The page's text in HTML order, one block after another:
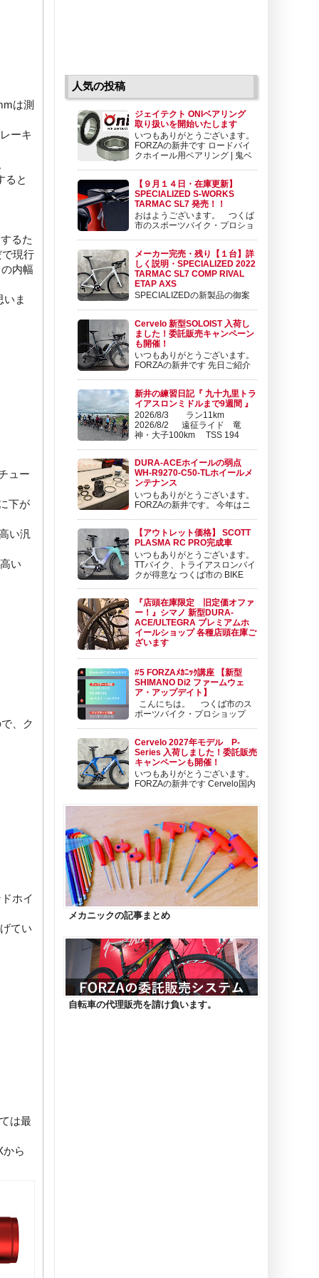
は測
ーキ
ると
るた
現行
内幅
いま
ュー
下が
い汎
い
、ク
ホイ
てい
は最
から
人気の投稿
ジェイテクト ONIベアリング
取り扱いを開始いたします
いつもありがとうございます。
FORZAの新井です ロードバイ
クホイール用ベアリング | 鬼ベ
発されたロードバイクホイール用ベアリングで
す。ロードバイクホイール用ベアリングとして
koyo.jtekt.co....
【９月１４日・在庫更新】
SPECIALIZED S-WORKS
TARMAC SL7 発売！！
おはようございます。 つくば
市のスポーツバイク・プロショ
SPECIALIZED TARMAC SL7 詳細の情報を御
案内させて頂きます。 目次 １ ラインナップ
と価格 ２ ...
メーカー完売・残り【１台】詳
しく説明・SPECIALIZED 2022
TARMAC SL7 COMP RIVAL
ETAP AXS
SPECIALIZEDの新製品の御案
￥517,000 (税込) こんにちは。 FORZAの東
です。 SRAM から、 廉価版のeTAPコンポー
ネンツ RIVAL ...
Cervelo 新型SOLOIST 入荷し
ました！委託販売キャンペーン
も開催！
いつもありがとうございます。
FORZAの新井です 先日ご紹介
た。 SOLOIST | Cervélo 日本公式サイト
www.cog.inc 軽量化と空力向上を果たした新型
Soloistの5つ...
新井の練習日記『 九十九里トラ
イアスロンミドルまで9週間 』
2026/8/3 ラン11km
2026/8/2 遠征ライド 竜
神・大子100km TSS 194
リックラン4km TSS 34 2026/7/28 ローラ
ー30...
DURA-ACEホイールの弱点
WH-R9270-C50-TLホイールメ
ンテナンス
いつもありがとうございます。
FORZAの新井です。 今年はニ
おります。 練習日記も更新しておりますので
ぜひチェック頂けますと幸いです😊 新井の練
習日記『 9/10 ローラー1時間 TSS 50
ORBEA ...
【アウトレット価格】 SCOTT
PLASMA RC PRO完成車
いつもありがとうございます。
TTバイク、トライアスロンバイ
クが得意な つくば市の BIKE
ンドSCOTT（スコット） ロードバイク、マウ
ンテンバイクで先鋭的な。 尖ったバイクを世
に送り続けるブランド...
『店頭在庫限定 旧定価オファ
ー！』シマノ 新型DURA-
ACE/ULTEGRA プレミアムホ
イールショップ 各種店頭在庫ご
ざいます
りました。 そして、同じタイミングで発表さ
れた新型カーボンホイールも順次入荷開始とな
っております。 新型ホイールについては こち
らから！ この新型ホイールのタイミング
で、プレミアムホイール...
#5 FORZAﾒｶﾆｯｸ講座 【新型
SHIMANO Di2 ファームウェ
ア・アップデイト】
こんにちは。 つくば市のス
ポーツバイク・プロショップ
ク＆バイクフィッターです。 今日は、新型
SHIMANO Di2 DuraAce Di2 ＆ Ultegra Di2 の
ファームウェア...
Cervelo 2027年モデル P-
Series 入荷しました！委託販売
キャンペーンも開催！
いつもありがとうございます。
FORZAの新井です Cervelo国内
新型のS5やR5などロードモデルのみのライン
ナップとなっておりましたが、今期からTTモ
デルのお取り扱いも再開となります。 Cervelo
のTTモデルといえば、直近でフルモデルチェ
ンジ...
メカニックの記事まとめ
自転車の代理販売を請け負います。